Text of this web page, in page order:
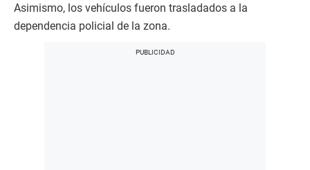
Asimismo, los vehículos fueron trasladados a la
dependencia policial de la zona.